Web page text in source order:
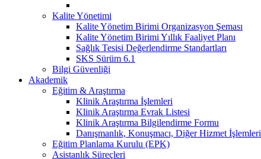
Kalite Yönetimi
Kalite Yönetim Birimi Organizasyon Şeması
Kalite Yönetim Birimi Yıllık Faaliyet Planı
Sağlık Tesisi Değerlendirme Standartları
SKS Sürüm 6.1
Bilgi Güvenliği
Akademik
Eğitim & Araştırma
Klinik Araştırma İşlemleri
Klinik Araştırma Evrak Listesi
Klinik Araştırma Bilgilendirme Formu
Danışmanlık, Konuşmacı, Diğer Hizmet İşlemleri
Eğitim Planlama Kurulu (EPK)
Asistanlık Süreçleri